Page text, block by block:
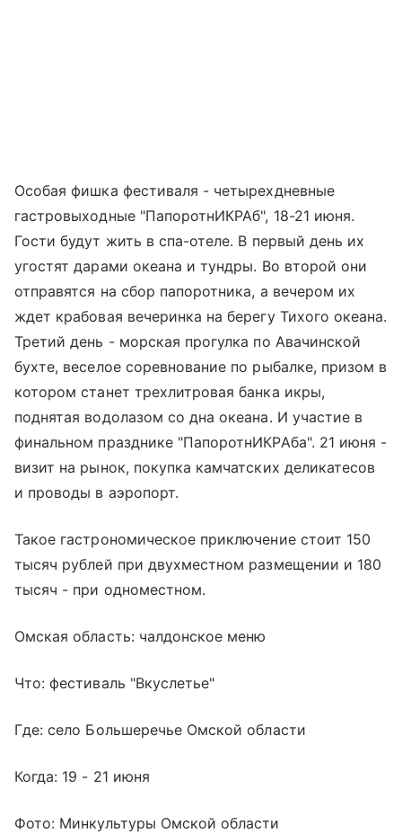
Особая фишка фестиваля - четырехдневные
гастровыходные "ПапоротнИКРАб", 18-21 июня.
Гости будут жить в спа-отеле. В первый день их
угостят дарами океана и тундры. Во второй они
отправятся на сбор папоротника, а вечером их
ждет крабовая вечеринка на берегу Тихого океана.
Третий день - морская прогулка по Авачинской
бухте, веселое соревнование по рыбалке, призом в
котором станет трехлитровая банка икры,
поднятая водолазом со дна океана. И участие в
финальном празднике "ПапоротнИКРАба". 21 июня -
визит на рынок, покупка камчатских деликатесов
и проводы в аэропорт.
Такое гастрономическое приключение стоит 150
тысяч рублей при двухместном размещении и 180
тысяч - при одноместном.
Омская область: чалдонское меню
Что: фестиваль "Вкуслетье"
Где: село Большеречье Омской области
Когда: 19 - 21 июня
Фото: Минкультуры Омской области